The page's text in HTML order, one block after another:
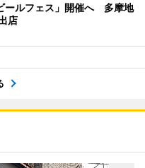
ールフェス」開催へ 多摩地
店